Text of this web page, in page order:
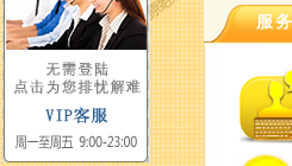
服